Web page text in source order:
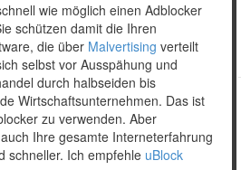
Unser täglich Spam.
Theme by themehall.com
wie möglich einen Adblocker
schützen damit die Ihren
die über Malvertising verteilt
selbst vor Ausspähung und
durch halbseiden bis
Wirtschaftsunternehmen. Das ist
zu verwenden. Aber
Ihre gesamte Interneterfahrung
schneller. Ich empfehle uBlock